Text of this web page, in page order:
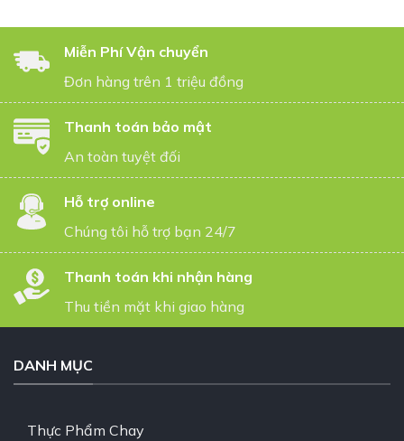
Miễn Phí Vận chuyển
Đơn hàng trên 1 triệu đồng
Thanh toán bảo mật
An toàn tuyệt đối
Hỗ trợ online
Chúng tôi hỗ trợ bạn 24/7
Thanh toán khi nhận hàng
Thu tiền mặt khi giao hàng
DANH MỤC
Thực Phẩm Chay